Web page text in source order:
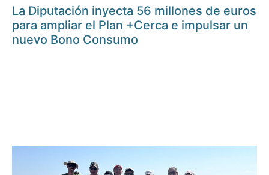
La Diputación inyecta 56 millones de euros
para ampliar el Plan +Cerca e impulsar un
nuevo Bono Consumo